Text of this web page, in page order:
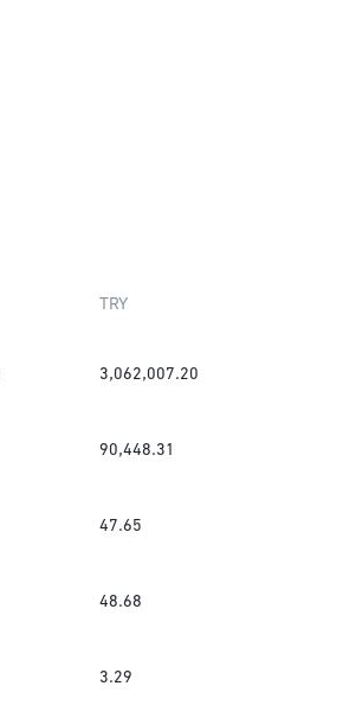
TRY
3,062,007.20
90,448.31
47.65
48.68
3.29